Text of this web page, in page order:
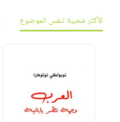
الأكثر شعبية لنفس الموضوع